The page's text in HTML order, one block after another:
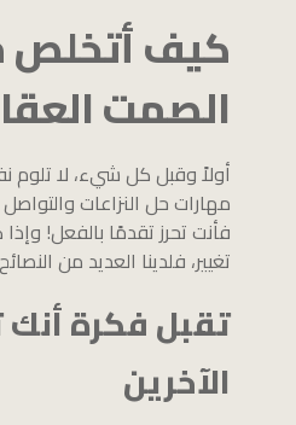
كيف
الصمت
أولاً وقبل كل شيء، لا تلوم
مهارات حل النزاعات
فأنت تحرز تقدمًا بالفعل!
تغيير، فلدينا العديد من
تقبل فكرة
الآخرين